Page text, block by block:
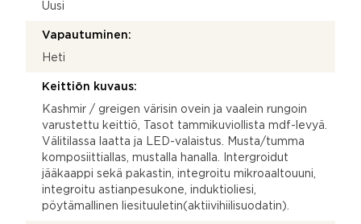
Uusi
Vapautuminen:
Heti
Keittiön kuvaus:
Kashmir / greigen värisin ovein ja vaalein rungoin
varustettu keittiö, Tasot tammikuviollista mdf-levyä.
Välitilassa laatta ja LED-valaistus. Musta/tumma
komposiittiallas, mustalla hanalla. Intergroidut
jääkaappi sekä pakastin, integroitu mikroaaltouuni,
integroitu astianpesukone, induktioliesi,
pöytämallinen liesituuletin(aktiivihiilisuodatin).